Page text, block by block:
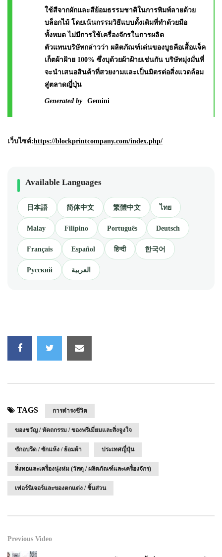
ใช้สีจากผักและสีย้อมธรรมชาติในการพิมพ์ลายด้วย
บล็อกไม้ โดยเน้นกรรมวิธีแบบดั้งเดิมที่ทำด้วยมือ
ทั้งหมด ไม่มีการใช้เครื่องจักรในการผลิต
ตัวแทนบริษัทกล่าวว่า ผลิตภัณฑ์เด่นของบูธคือเสื้อแจ็ค
เก็ตผ้าฝ้าย 100% ซึ่งบุด้วยผ้าฝ้ายเช่นกัน บริษัทมุ่งมั่นที่
จะนำเสนอสินค้าที่สวยงามและเป็นมิตรต่อสิ่งแวดล้อม
สู่ตลาดญี่ปุ่น
Generated by Gemini
เว็บไซต์:https://blockprintcompany.com/index.php/
Available Languages
日本語 简体中文 繁體中文 ไทย
Malay Filipino Português Deutsch
Français Español हिन्दी 한국어
Русский العربية
TAGS การดำรงชีวิต
ของขวัญ / หัตถกรรม / ของพรีเมี่ยมและสิ่งจูงใจ
ซักอบรีด / ซักแห้ง / ย้อมผ้า ประเทศญี่ปุ่น
สิ่งทอและเครื่องนุ่งห่ม (วัสดุ / ผลิตภัณฑ์และเครื่องจักร)
เฟอร์นิเจอร์และของตกแต่ง / ชิ้นส่วน
Previous Video